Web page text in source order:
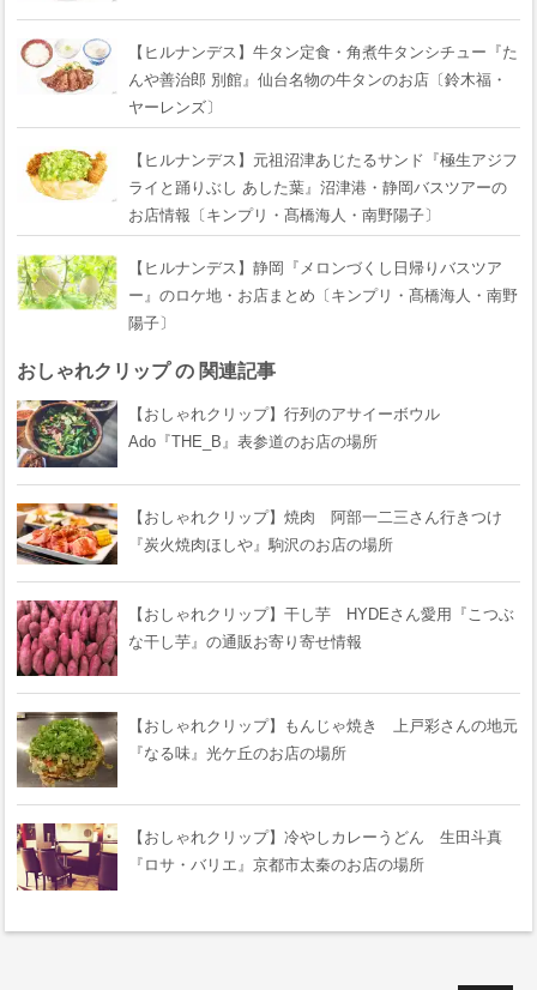
【ヒルナンデス】牛タン定食・角煮牛タンシチュー『た
んや善治郎 別館』仙台名物の牛タンのお店〔鈴木福・
ヤーレンズ〕
【ヒルナンデス】元祖沼津あじたるサンド『極生アジフ
ライと踊りぶし あした葉』沼津港・静岡バスツアーの
お店情報〔キンプリ・髙橋海人・南野陽子〕
【ヒルナンデス】静岡『メロンづくし日帰りバスツア
ー』のロケ地・お店まとめ〔キンプリ・髙橋海人・南野
陽子〕
おしゃれクリップ の 関連記事
【おしゃれクリップ】行列のアサイーボウル
Ado『THE_B』表参道のお店の場所
【おしゃれクリップ】焼肉 阿部一二三さん行きつけ
『炭火焼肉ほしや』駒沢のお店の場所
【おしゃれクリップ】干し芋 HYDEさん愛用『こつぶ
な干し芋』の通販お寄り寄せ情報
【おしゃれクリップ】もんじゃ焼き 上戸彩さんの地元
『なる味』光ケ丘のお店の場所
【おしゃれクリップ】冷やしカレーうどん 生田斗真
『ロサ・バリエ』京都市太秦のお店の場所